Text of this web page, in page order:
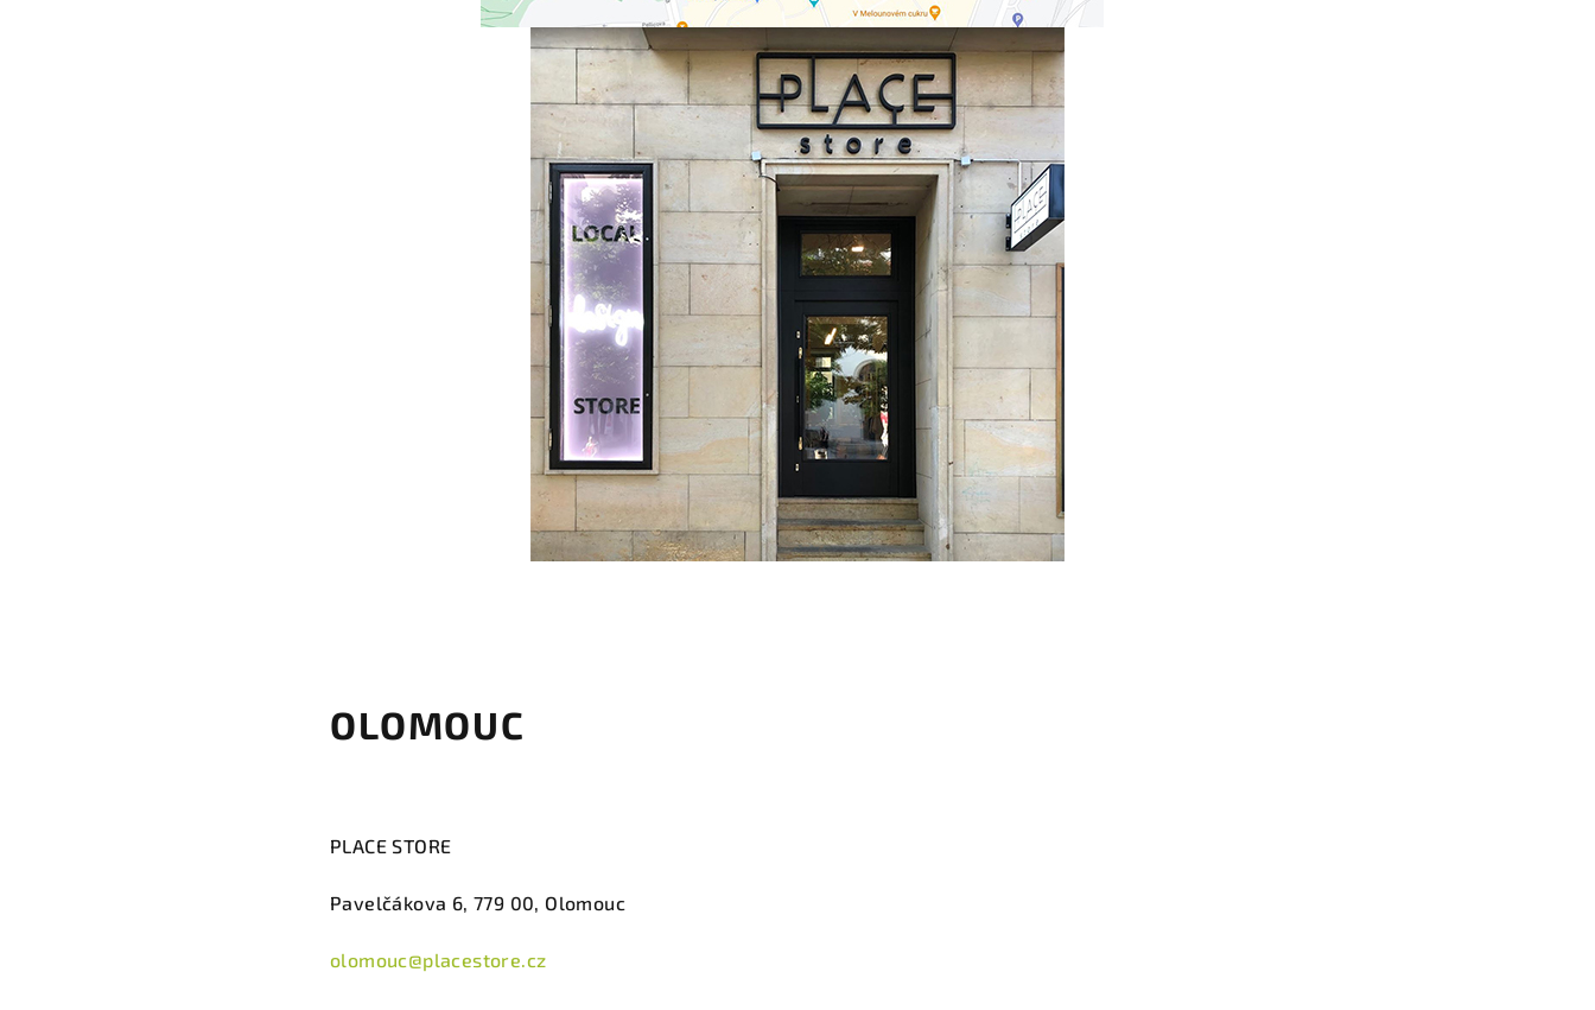
OLOMOUC
PLACE STORE
Pavelčákova 6, 779 00, Olomouc
olomouc@placestore.cz